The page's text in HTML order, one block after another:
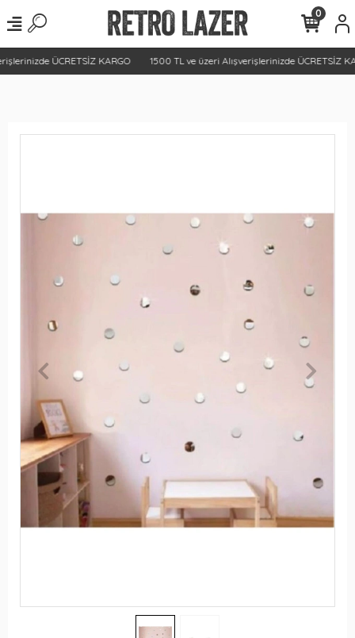
ÜCRETSİZ KARGO 1500 TL ve üzeri Alışverişlerinizde ÜCRETSİZ
0